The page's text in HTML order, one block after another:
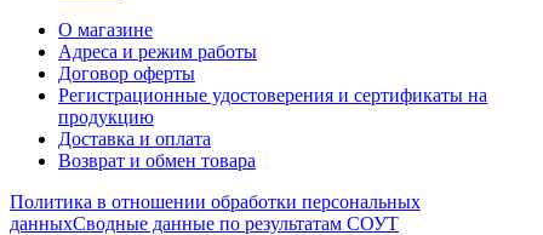
О магазине
Адреса и режим работы
Договор оферты
Регистрационные удостоверения и сертификаты на
продукцию
Доставка и оплата
Возврат и обмен товара
Политика в отношении обработки персональных
данныхСводные данные по результатам СОУТ